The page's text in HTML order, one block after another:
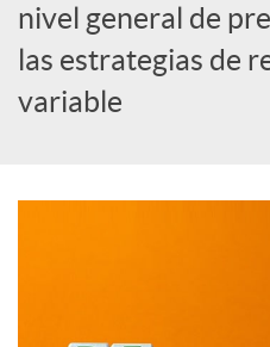
S
o
c
nivel general de
las estrategias de
variable